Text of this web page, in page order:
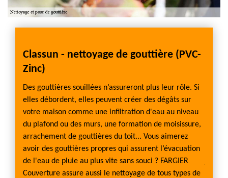
Classun - nettoyage de gouttière (PVC-
Zinc)
Des gouttières souillées n’assureront plus leur rôle. Si
elles débordent, elles peuvent créer des dégâts sur
votre maison comme une infiltration d'eau au niveau
du plafond ou des murs, une formation de moisissure,
arrachement de gouttières du toit... Vous aimerez
avoir des gouttières propres qui assurent l’évacuation
de l'eau de pluie au plus vite sans souci ? FARGIER
Couverture assure aussi le nettoyage de tous types de